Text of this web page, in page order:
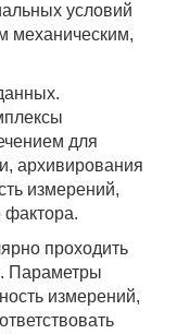
условий
механическим,
для
архивирования
измерений,
фактора.
проходить
Параметры
измерений,